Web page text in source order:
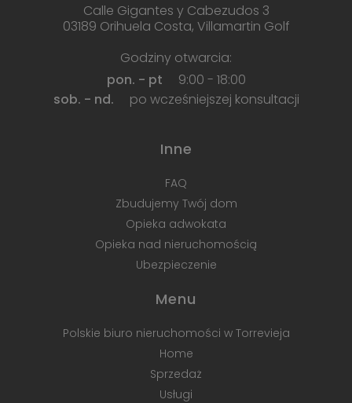
Calle Gigantes y Cabezudos 3
03189 Orihuela Costa, Villamartin Golf
Godziny otwarcia:
pon. - pt
9:00 - 18:00
sob. - nd.
po wcześniejszej konsultacji
Inne
FAQ
Zbudujemy Twój dom
Opieka adwokata
Opieka nad nieruchomością
Ubezpieczenie
Menu
Polskie biuro nieruchomości w Torrevieja
Home
Sprzedaż
Usługi